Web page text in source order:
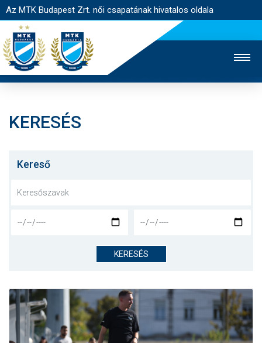
Az MTK Budapest Zrt. női csapatának hivatalos oldala
JEGYÉRTÉKESÍTÉS
NYITÓLAP
CSAPAT
JELENTKEZÉS
KLUB
KERESÉS
Kereső
KERESÉS